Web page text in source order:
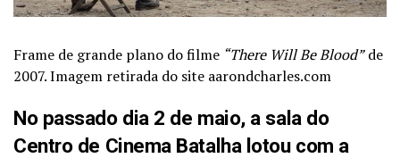
Frame de grande plano do filme “There Will Be Blood”de
2007. Imagem retirada do site aarondcharles.com
No passado dia 2 de maio, a sala do
Centro de Cinema Batalha lotou com a